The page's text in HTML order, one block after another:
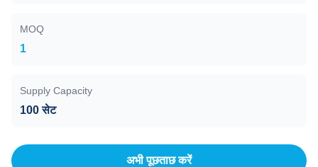
MOQ
1
Supply Capacity
100 सेट
अभी पूछताछ करें